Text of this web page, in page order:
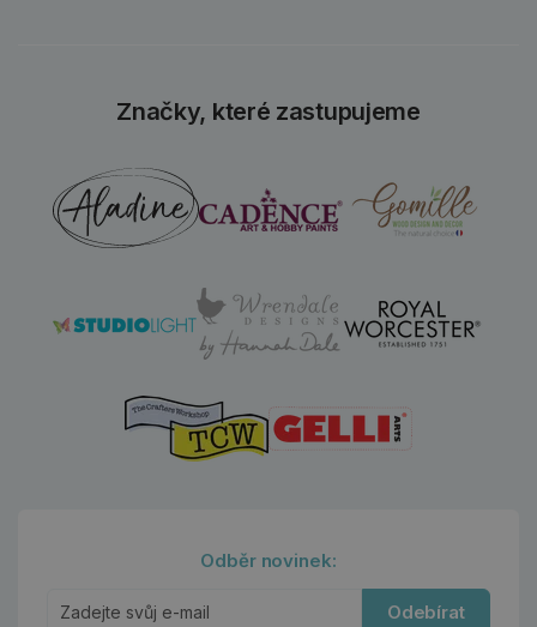
Značky, které zastupujeme
Odběr novinek:
Odebírat